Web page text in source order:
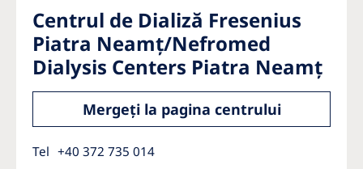
Centrul de Dializă Fresenius
Piatra Neamț/Nefromed
Dialysis Centers Piatra Neamț
Mergeți la pagina centrului
Tel +40 372 735 014